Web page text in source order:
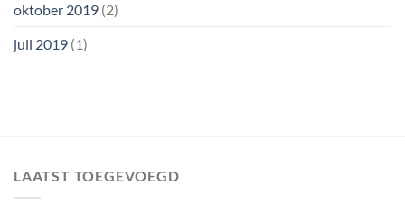
oktober 2019 (2)
juli 2019 (1)
LAATST TOEGEVOEGD